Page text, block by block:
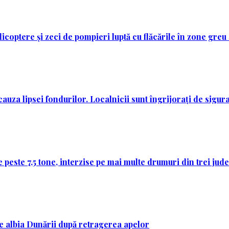
și zeci de pompieri luptă cu flăcările în zone greu
lipsei fondurilor. Localnicii sunt îngrijorați de
7,5 tone, interzise pe mai multe drumuri din trei
albia Dunării după retragerea apelor